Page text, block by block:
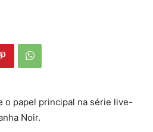
o papel principal na série live-
Noir.